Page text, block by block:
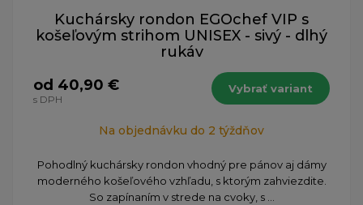
Kuchársky rondon EGOchef VIP s
košeľovým strihom UNISEX - sivý - dlhý
rukáv
od 40,90 €
s DPH
Vybrať variant
Na objednávku do 2 týždňov
Pohodlný kuchársky rondon vhodný pre pánov aj dámy
moderného košeľového vzhľadu, s ktorým zahviezdite.
So zapínaním v strede na cvoky, s ...